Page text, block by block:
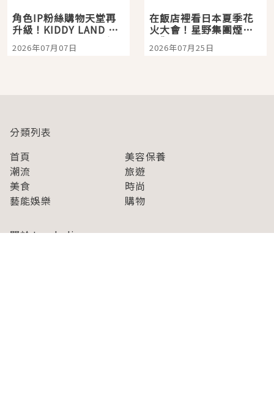
角色IP粉絲購物天堂再
升級！KIDDY LAND 原
宿店吉伊卡哇迎客，新
開幕 OMOKADO 店3分
2026年07月07日
在飯店裡看日本夏季花
火大會！星野集團煙火
景觀飯店6選，讓你不用
人擠人悠閒欣賞
2026年07月25日
分類列表
首頁
美容保養
潮流
旅遊
美食
時尚
藝能娛樂
購物
關於Japaholic